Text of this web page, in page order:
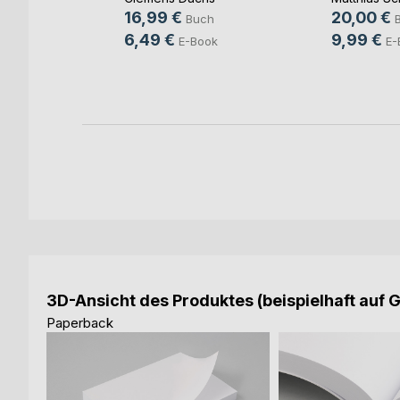
16,99 € Buch
6,49 € E-Book
20,00 €
9,99 €
3D-Ansicht des Produktes (beispielhaft auf
Paperback